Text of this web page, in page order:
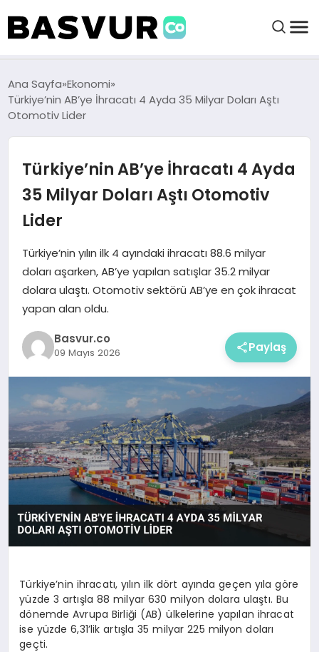
BAŞVURULAR
BAYILIKLER
HABERLER
İŞ FIKIRLERI
KRIPTO HABER
Ana Sayfa Ekonomi
Türkiye’nin AB’ye İhracatı 4 Ayda 35 Milyar Doları Aştı
Otomotiv Lider
Türkiye’nin AB’ye İhracatı 4 Ayda
35 Milyar Doları Aştı Otomotiv
Lider
Türkiye’nin yılın ilk 4 ayındaki ihracatı 88.6 milyar
doları aşarken, AB’ye yapılan satışlar 35.2 milyar
dolara ulaştı. Otomotiv sektörü AB’ye en çok ihracat
yapan alan oldu.
Basvur.co
09 Mayıs 2026 Paylaş
Türkiye’nin ihracatı, yılın ilk dört ayında geçen yıla göre
yüzde 3 artışla 88 milyar 630 milyon dolara ulaştı. Bu
dönemde Avrupa Birliği (AB) ülkelerine yapılan ihracat
ise yüzde 6,31’lik artışla 35 milyar 225 milyon doları
geçti.